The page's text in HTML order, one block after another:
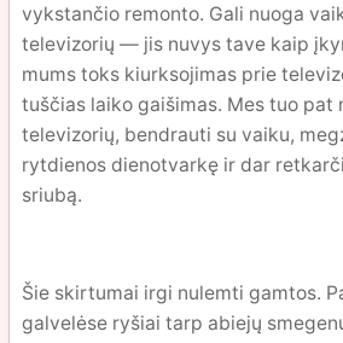
vykstančio remonto. Gali nuoga
televizorių — jis nuvys tave kaip
mums toks kiurksojimas prie
tuščias laiko gaišimas. Mes tuo pat
televizorių, bendrauti su vaiku,
rytdienos dienotvarkę ir dar
sriubą.
Šie skirtumai irgi nulemti gamtos.
galvelėse ryšiai tarp abiejų